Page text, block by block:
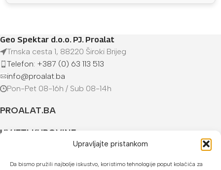
Upravljajte pristankom
Da bismo pružili najbolje iskustvo, koristimo tehnologije poput kolačića za
Geo Spektar d.o.o. PJ. Proalat
Trnska cesta 1, 88220 Široki Brijeg
Telefon: +387 (0) 63 113 513
info@proalat.ba
Pon-Pet 08-16h / Sub 08-14h
PROALAT.BA
UVJETI KUPOVINE